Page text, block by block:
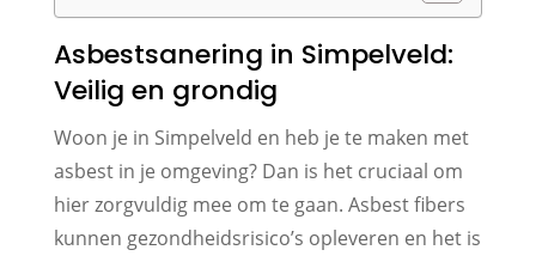
Asbestsanering in Simpelveld:
Veilig en grondig
Woon je in Simpelveld en heb je te maken met
asbest in je omgeving? Dan is het cruciaal om
hier zorgvuldig mee om te gaan. Asbest fibers
kunnen gezondheidsrisico’s opleveren en het is